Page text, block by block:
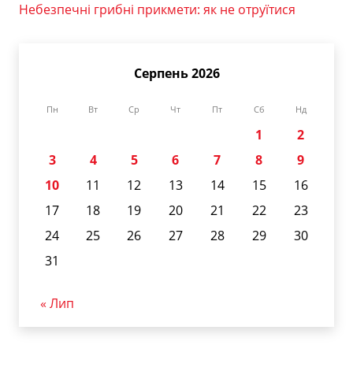
Небезпечні грибні прикмети: як не отруїтися
Серпень 2026
Пн Вт Ср Чт Пт Сб Нд
1
2
3
4 5 6 7 8
9
10
11 12 13 14 15
16
17
18 19 20 21 22
23
24
25 26 27 28 29
30
31
« Лип